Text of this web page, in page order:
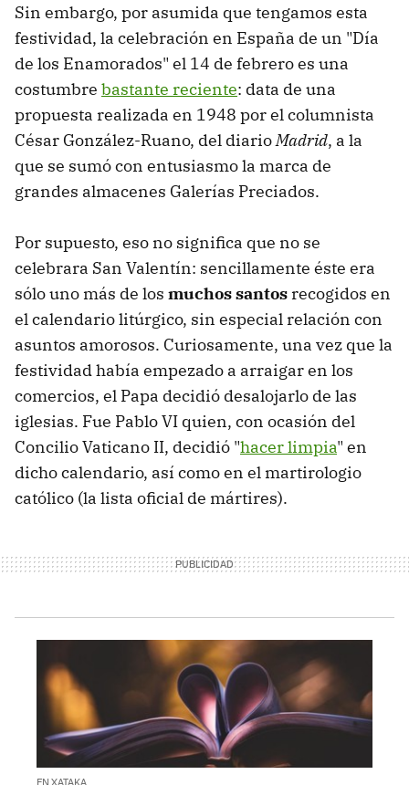
Sin embargo, por asumida que tengamos esta
festividad, la celebración en España de un "Día
de los Enamorados" el 14 de febrero es una
costumbre bastante reciente: data de una
propuesta realizada en 1948 por el columnista
César González-Ruano, del diarioMadrid, a la
que se sumó con entusiasmo la marca de
grandes almacenes Galerías Preciados.
Por supuesto, eso no significa que no se
celebrara San Valentín: sencillamente éste era
sólo uno más de los muchos santos recogidos en
el calendario litúrgico, sin especial relación con
asuntos amorosos. Curiosamente, una vez que la
festividad había empezado a arraigar en los
comercios, el Papa decidió desalojarlo de las
iglesias. Fue Pablo VI quien, con ocasión del
Concilio Vaticano II, decidió "hacer limpia" en
dicho calendario, así como en el martirologio
católico (la lista oficial de mártires).
EN XATAKA